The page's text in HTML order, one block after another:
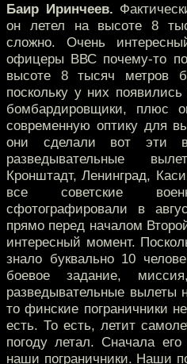
Баир Иринчеев.
он летел на высоте 8
сложно. Очень
офицеры ВВС почему-то
высоте 8 тысяч метров
поскольку у них
бомбардировщики, плюс
современную оптику для
они сделали вот эти
разведывательные
Кронштадт, Ленинград,
все советские
сфотографировали в
прямо перед началом
интересный момент.
знало буквально 10
боевое задание,
разведывательные вылеты
то финские пограничники
есть. То есть, летит
погоду летал. Сначала
наши пограничники. Наши